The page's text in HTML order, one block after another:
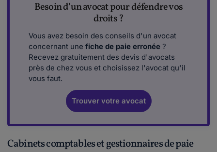
Besoin d’un avocat pour défendre vos
droits ?
Vous avez besoin des conseils d'un avocat
concernant une fiche de paie erronée ?
Recevez gratuitement des devis d'avocats
près de chez vous et choisissez l'avocat qu'il
vous faut.
Trouver votre avocat
Cabinets comptables et gestionnaires de paie